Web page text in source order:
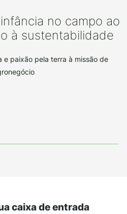
no campo ao
à sustentabilidade
e paixão pela terra à missão de
caixa de entrada